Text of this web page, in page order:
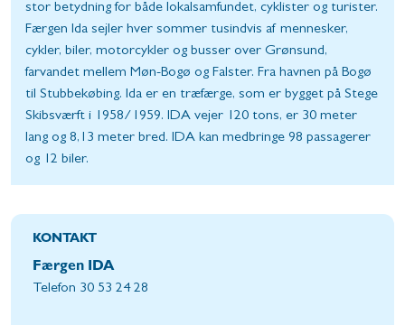
stor betydning for både lokalsamfundet, cyklister og turister.
Færgen Ida sejler hver sommer tusindvis af mennesker,
cykler, biler, motorcykler og busser over Grønsund,
farvandet mellem Møn-Bogø og Falster. Fra havnen på Bogø
til Stubbekøbing. Ida er en træfærge, som er bygget på Stege
Skibsværft i 1958/1959. IDA vejer 120 tons, er 30 meter
lang og 8,13 meter bred. IDA kan medbringe 98 passagerer
og 12 biler.
KONTAKT
Færgen IDA
Telefon 30 53 24 28